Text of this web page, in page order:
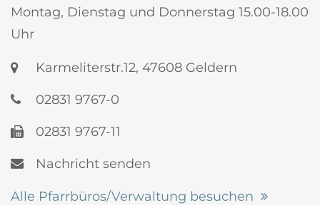
Montag, Dienstag und Donnerstag 15.00-18.00
Uhr
Karmeliterstr.12, 47608 Geldern
02831 9767-0
02831 9767-11
Nachricht senden
Alle Pfarrbüros/Verwaltung besuchen